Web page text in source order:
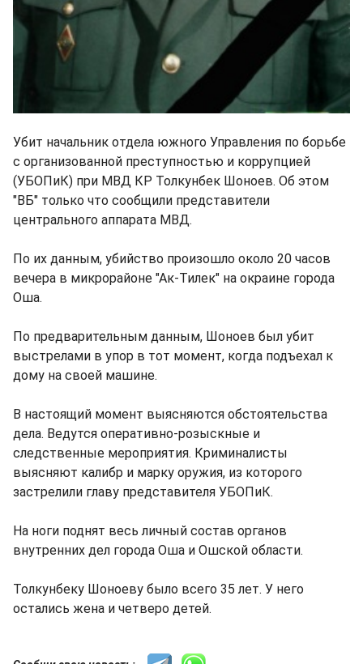
Убит начальник отдела южного Управления по борьбе
с организованной преступностью и коррупцией
(УБОПиК) при МВД КР Толкунбек Шоноев. Об этом
"ВБ" только что сообщили представители
центрального аппарата МВД.
По их данным, убийство произошло около 20 часов
вечера в микрорайоне "Ак-Тилек" на окраине города
Оша.
По предварительным данным, Шоноев был убит
выстрелами в упор в тот момент, когда подъехал к
дому на своей машине.
В настоящий момент выясняются обстоятельства
дела. Ведутся оперативно-розыскные и
следственные мероприятия. Криминалисты
выясняют калибр и марку оружия, из которого
застрелили главу представителя УБОПиК.
На ноги поднят весь личный состав органов
внутренних дел города Оша и Ошской области.
Толкунбеку Шоноеву было всего 35 лет. У него
остались жена и четверо детей.